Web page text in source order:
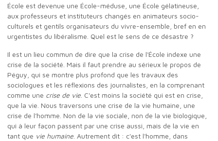
École est devenue une École-méduse, une École gélatineuse,
aux professeurs et instituteurs changés en animateurs socio-
culturels et gentils organisateurs du vivre-ensemble, bref en en
urgentistes du libéralisme. Quel est le sens de ce désastre ?
Il est un lieu commun de dire que la crise de l'École indexe une
crise de la société. Mais il faut prendre au sérieux le propos de
Péguy, qui se montre plus profond que les travaux des
sociologues et les réflexions des journalistes, en la comprenant
comme une crise de vie . C'est moins la société qui est en crise,
que la vie. Nous traversons une crise de la vie humaine, une
crise de l'homme. Non de la vie sociale, non de la vie biologique,
qui à leur façon passent par une crise aussi, mais de la vie en
tant que vie humaine . Autrement dit : c'est l'homme, dans